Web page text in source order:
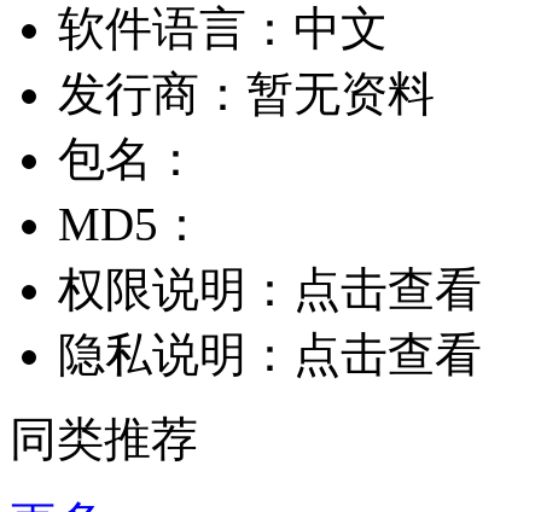
软件语言： 中文
发行商： 暂无资料
包名：
MD5：
权限说明： 点击查看
隐私说明： 点击查看
同类推荐